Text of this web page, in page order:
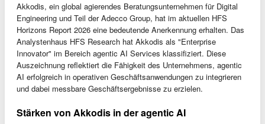
Akkodis, ein global agierendes Beratungsunternehmen für Digital
Engineering und Teil der Adecco Group, hat im aktuellen HFS
Horizons Report 2026 eine bedeutende Anerkennung erhalten. Das
Analystenhaus HFS Research hat Akkodis als "Enterprise
Innovator" im Bereich agentic AI Services klassifiziert. Diese
Auszeichnung reflektiert die Fähigkeit des Unternehmens, agentic
AI erfolgreich in operativen Geschäftsanwendungen zu integrieren
und dabei messbare Geschäftsergebnisse zu erzielen.
Stärken von Akkodis in der agentic AI